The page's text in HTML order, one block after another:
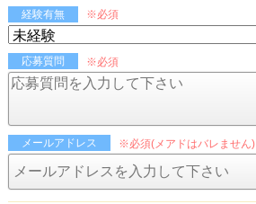
経験有無 ※必須
応募質問 ※必須
メールアドレス ※必須(メアドはバレません)